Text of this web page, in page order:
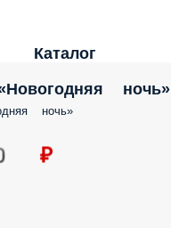
Каталог
ночь»
ночь»
₽